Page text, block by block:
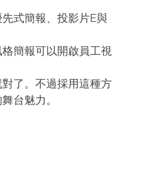
式簡報、投影片E與
簡報可以開啟員工視
了。不過採用這種方
台魅力。